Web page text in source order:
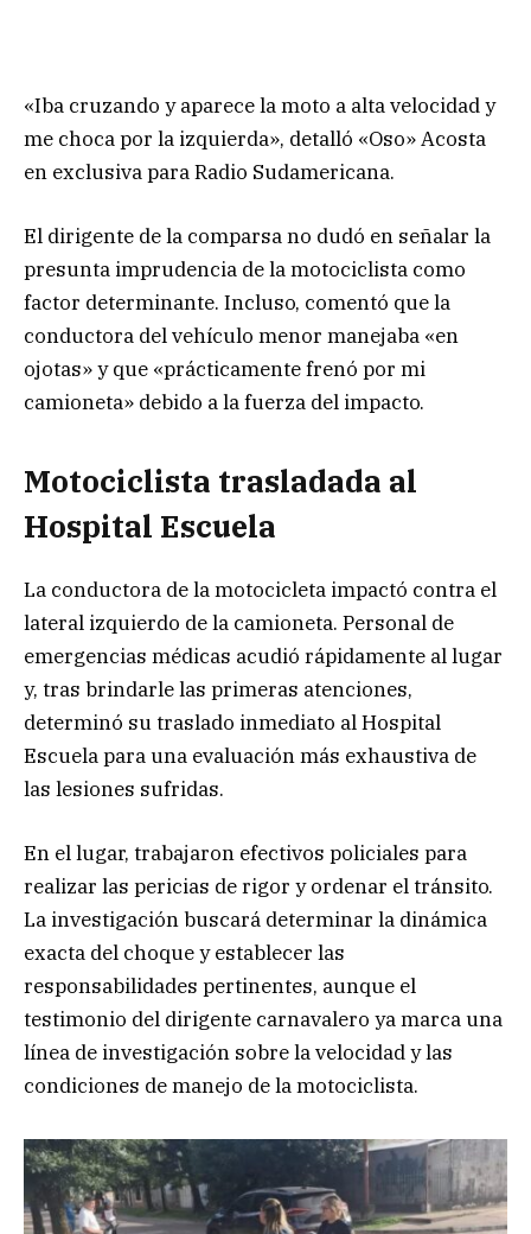
«Iba cruzando y aparece la moto a alta velocidad y
me choca por la izquierda», detalló «Oso» Acosta
en exclusiva para Radio Sudamericana.
El dirigente de la comparsa no dudó en señalar la
presunta imprudencia de la motociclista como
factor determinante. Incluso, comentó que la
conductora del vehículo menor manejaba «en
ojotas» y que «prácticamente frenó por mi
camioneta» debido a la fuerza del impacto.
Motociclista trasladada al
Hospital Escuela
La conductora de la motocicleta impactó contra el
lateral izquierdo de la camioneta. Personal de
emergencias médicas acudió rápidamente al lugar
y, tras brindarle las primeras atenciones,
determinó su traslado inmediato al Hospital
Escuela para una evaluación más exhaustiva de
las lesiones sufridas.
En el lugar, trabajaron efectivos policiales para
realizar las pericias de rigor y ordenar el tránsito.
La investigación buscará determinar la dinámica
exacta del choque y establecer las
responsabilidades pertinentes, aunque el
testimonio del dirigente carnavalero ya marca una
línea de investigación sobre la velocidad y las
condiciones de manejo de la motociclista.